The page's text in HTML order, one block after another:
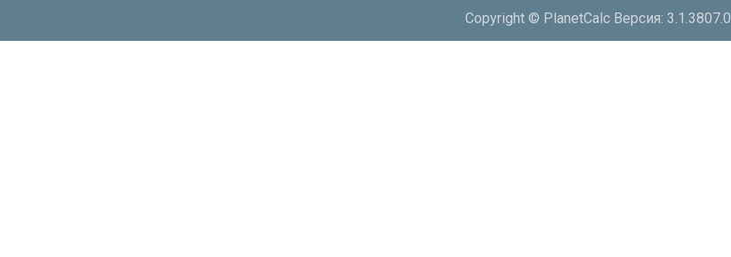
Copyright © PlanetCalc Версия: 3.1.3807.0